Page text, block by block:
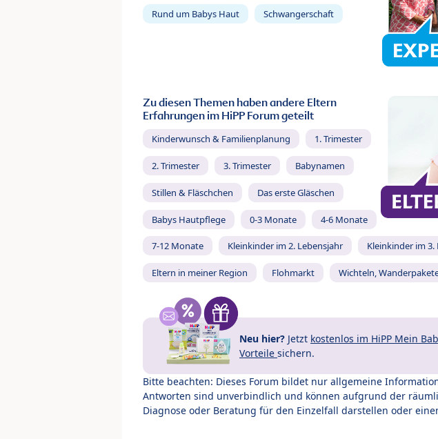
Rund um Babys Haut Schwangerschaft
Zu diesen Themen haben andere Eltern
Erfahrungen im HiPP Forum geteilt
Kinderwunsch & Familienplanung 1. Trimester
2. Trimester 3. Trimester Babynamen
Stillen & Fläschchen Das erste Gläschen
Babys Hautpflege 0-3 Monate 4-6 Monate
7-12 Monate Kleinkinder im 2. Lebensjahr Kleinkinder im 3.
Eltern in meiner Region Flohmarkt Wichteln,
Neu hier? Jetzt kostenlos im HiPP Mein
Vorteile sichern.
Bitte beachten: Dieses Forum bildet nur allgemeine
Antworten sind unverbindlich und können aufgrund der
Diagnose oder Beratung für den Einzelfall darstellen oder